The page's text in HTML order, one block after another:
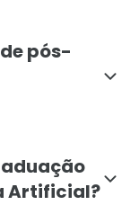
pós-
Artificial?